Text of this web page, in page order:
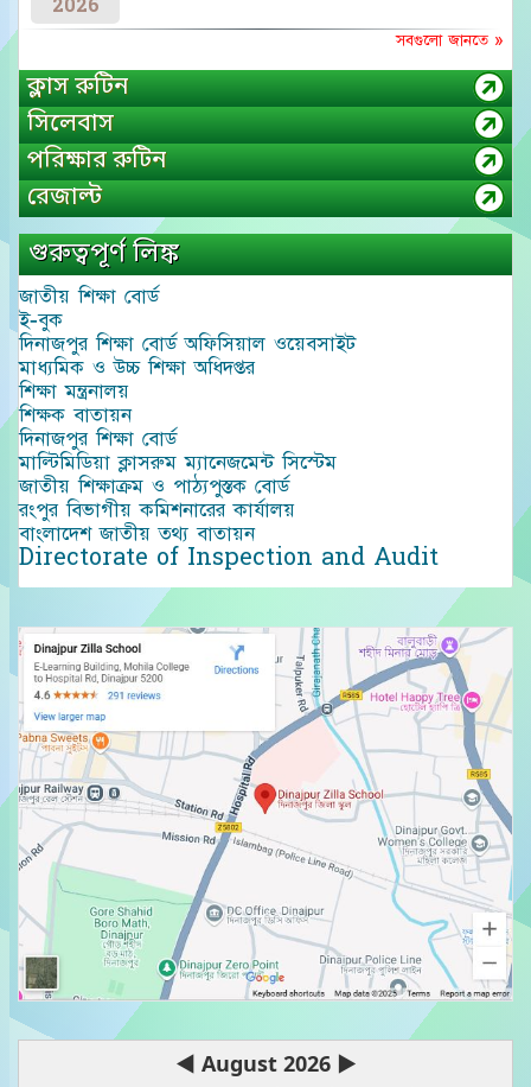
2026
সবগুলো জানতে »
ক্লাস রুটিন
সিলেবাস
পরিক্ষার রুটিন
রেজাল্ট
গুরুত্বপূর্ণ লিঙ্ক
জাতীয় শিক্ষা বোর্ড
ই-বুক
দিনাজপুর শিক্ষা বোর্ড অফিসিয়াল ওয়েবসাইট
মাধ্যমিক ও উচ্চ শিক্ষা অধিদপ্তর
শিক্ষা মন্ত্রনালয়
শিক্ষক বাতায়ন
দিনাজপুর শিক্ষা বোর্ড
মাল্টিমিডিয়া ক্লাসরুম ম্যানেজমেন্ট সিস্টেম
জাতীয় শিক্ষাক্রম ও পাঠ্যপুস্তক বোর্ড
রংপুর বিভাগীয় কমিশনারের কার্যালয়
বাংলাদেশ জাতীয় তথ্য বাতায়ন
Directorate of Inspection and Audit
◀ August 2026 ▶